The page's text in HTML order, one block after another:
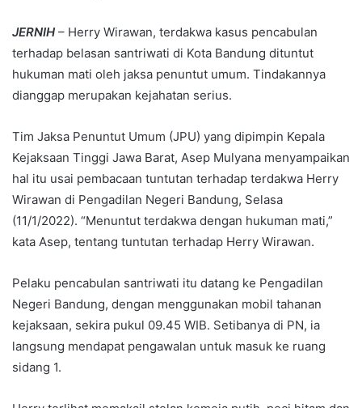
JERNIH – Herry Wirawan, terdakwa kasus pencabulan
terhadap belasan santriwati di Kota Bandung dituntut
hukuman mati oleh jaksa penuntut umum. Tindakannya
dianggap merupakan kejahatan serius.
Tim Jaksa Penuntut Umum (JPU) yang dipimpin Kepala
Kejaksaan Tinggi Jawa Barat, Asep Mulyana menyampaikan
hal itu usai pembacaan tuntutan terhadap terdakwa Herry
Wirawan di Pengadilan Negeri Bandung, Selasa
(11/1/2022). “Menuntut terdakwa dengan hukuman mati,”
kata Asep, tentang tuntutan terhadap Herry Wirawan.
Pelaku pencabulan santriwati itu datang ke Pengadilan
Negeri Bandung, dengan menggunakan mobil tahanan
kejaksaan, sekira pukul 09.45 WIB. Setibanya di PN, ia
langsung mendapat pengawalan untuk masuk ke ruang
sidang 1.